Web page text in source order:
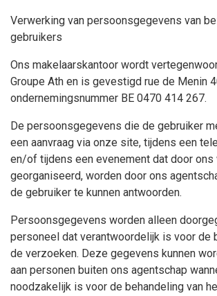
Verwerking van persoonsgegevens van
gebruikers
Ons makelaarskantoor wordt
Groupe Ath en is gevestigd rue de Menin
ondernemingsnummer BE 0470 414 267.
De persoonsgegevens die de gebruiker
een aanvraag via onze site, tijdens een
en/of tijdens een evenement dat door ons
georganiseerd, worden door ons
de gebruiker te kunnen antwoorden.
Persoonsgegevens worden alleen
personeel dat verantwoordelijk is voor de
de verzoeken. Deze gegevens kunnen
aan personen buiten ons agentschap
noodzakelijk is voor de behandeling van